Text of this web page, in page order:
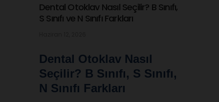
Dental Otoklav Nasıl Seçilir? B Sınıfı,
S Sınıfı ve N Sınıfı Farkları
Dental Otoklav Nasıl
Seçilir? B Sınıfı, S Sınıfı,
N Sınıfı Farkları